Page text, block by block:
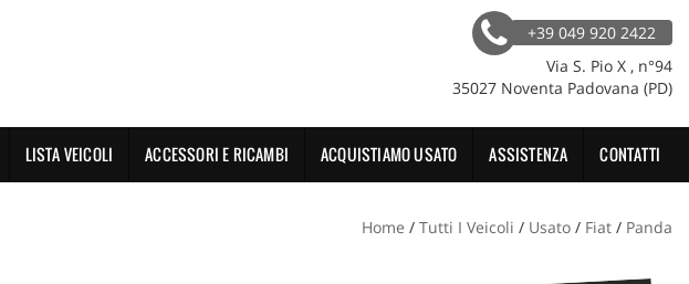
+39 049 920 2422
Via S. Pio X , n°94
35027 Noventa Padovana (PD)
LISTA VEICOLI ACCESSORI E RICAMBI ACQUISTIAMO USATO ASSISTENZA CONTATTI
Home / Tutti I Veicoli / Usato / Fiat / Panda